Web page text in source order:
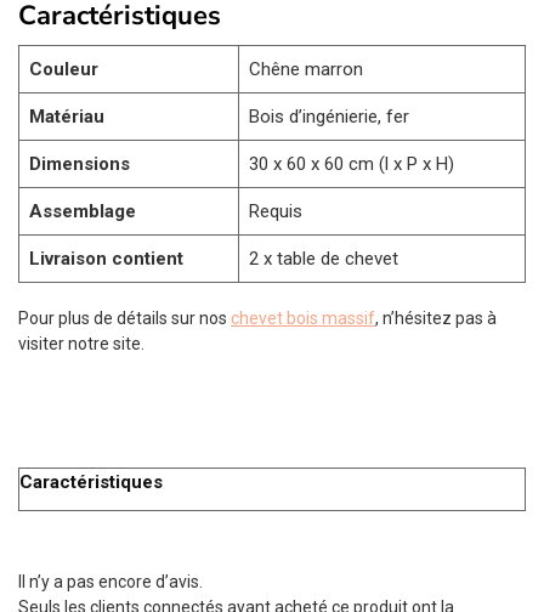
Caractéristiques
Couleur Chêne marron
Matériau Bois d’ingénierie, fer
Dimensions 30 x 60 x 60 cm (l x P x H)
Assemblage Requis
Livraison contient 2 x table de chevet
Pour plus de détails sur nos chevet bois massif, n’hésitez pas à
visiter notre site.
Caractéristiques
Il n’y a pas encore d’avis.
Seuls les clients connectés ayant acheté ce produit ont la